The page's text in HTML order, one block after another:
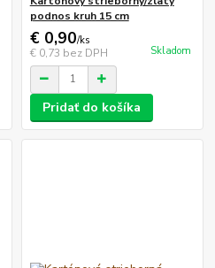
podnos kruh 15 cm
€ 0,90/ks
€ 0,73 bez DPH Skladom
Pridať do košíka